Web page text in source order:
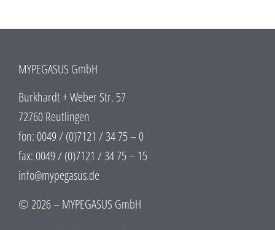
MYPEGASUS GmbH
Burkhardt + Weber Str. 57
72760 Reutlingen
fon: 0049 / (0)7121 / 34 75 – 0
fax: 0049 / (0)7121 / 34 75 – 15
info@mypegasus.de
© 2026 – MYPEGASUS GmbH